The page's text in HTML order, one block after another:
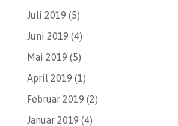
Juli 2019 (5)
Juni 2019 (4)
Mai 2019 (5)
April 2019 (1)
Februar 2019 (2)
Januar 2019 (4)